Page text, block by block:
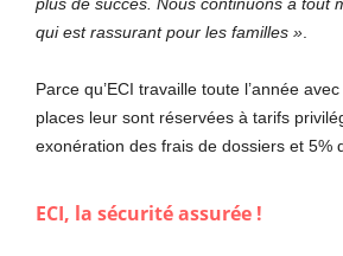
qui est rassurant pour les familles »
Parce qu’ECI travaille toute l’année
places leur sont réservées à tarifs
exonération des frais de dossiers et 5%
ECI, la sécurité assurée !